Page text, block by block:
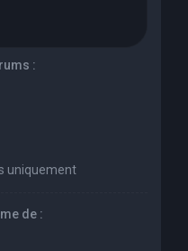
:
uniquement
de :